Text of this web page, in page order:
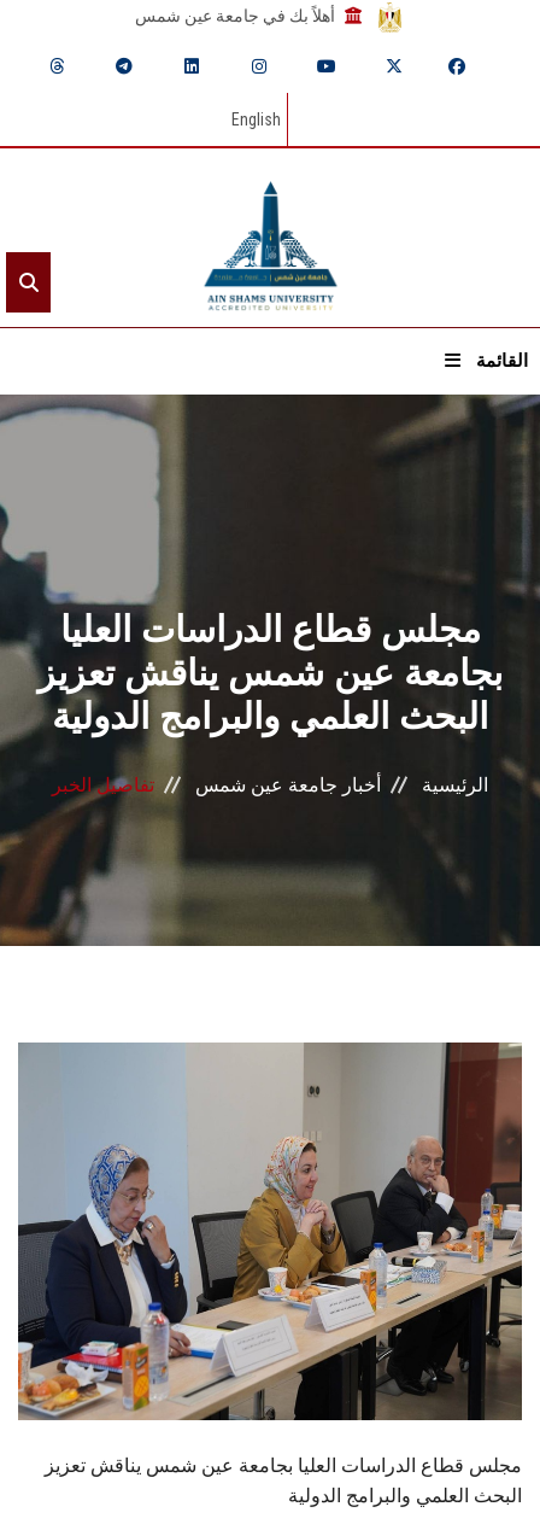
أهلاً بك في جامعة عين شمس
English
القائمة
الرئيسيـة
القطاعـات
الشئون الأكاديمية
البحث العلمي
المراكز والوحدات
الأنظمة الذكية
هيئة التدريس
الدراسات العليا
الخريجين
الموظفون
الزائـرون
سجل الان
مجلس قطاع الدراسات العليا
بجامعة عين شمس يناقش تعزيز
البحث العلمي والبرامج الدولية
الرئيسية أخبار جامعة عين شمس تفاصيل الخبر
مجلس قطاع الدراسات العليا بجامعة عين شمس يناقش تعزيز
البحث العلمي والبرامج الدولية